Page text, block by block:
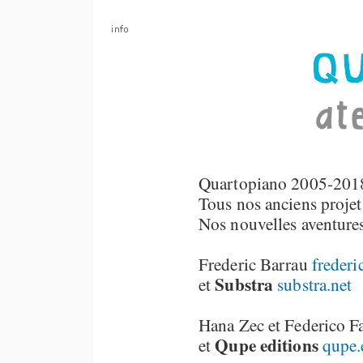
Quartopiano 2005-
Tous nos anciens
Nos nouvelles
Frederic Barrau
etSubstra substra.net
Hana Zec et Federico
etQupe editions